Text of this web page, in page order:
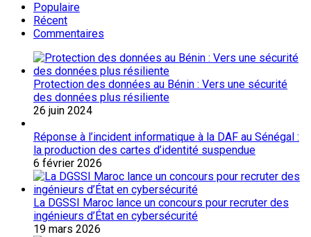
Populaire
Récent
Commentaires
Protection des données au Bénin : Vers une sécurité
des données plus résiliente
26 juin 2024
Réponse à l’incident informatique à la DAF au Sénégal :
la production des cartes d’identité suspendue
6 février 2026
La DGSSI Maroc lance un concours pour recruter des
ingénieurs d’État en cybersécurité
19 mars 2026